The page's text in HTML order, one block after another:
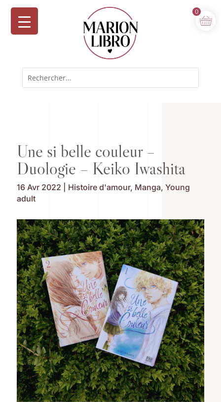
Une si belle couleur –
Duologie – Keiko Iwashita
16 Avr 2022 Histoire d'amour, Manga, Young
adult
0